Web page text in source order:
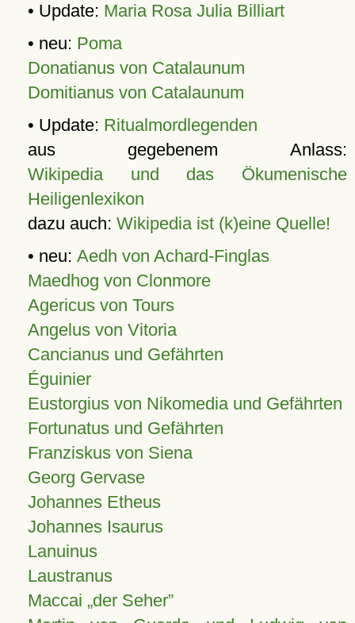
• Update: Maria Rosa Julia Billiart
• neu: Poma
Donatianus von Catalaunum
Domitianus von Catalaunum
• Update: Ritualmordlegenden
aus gegebenem Anlass:
Wikipedia und das Ökumenische
Heiligenlexikon
dazu auch: Wikipedia ist (k)eine Quelle!
• neu: Aedh von Achard-Finglas
Maedhog von Clonmore
Agericus von Tours
Angelus von Vitoria
Cancianus und Gefährten
Éguinier
Eustorgius von Nikomedia und Gefährten
Fortunatus und Gefährten
Franziskus von Siena
Georg Gervase
Johannes Etheus
Johannes Isaurus
Lanuinus
Laustranus
Maccai „der Seher”